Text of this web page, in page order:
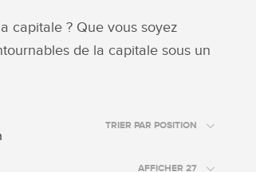
capitale ? Que vous soyez
de la capitale sous un
TRIER PAR POSITION
AFFICHER 27